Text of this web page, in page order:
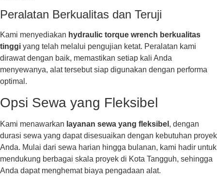
Peralatan Berkualitas dan Teruji
Kami menyediakan hydraulic torque wrench berkualitas
tinggi yang telah melalui pengujian ketat. Peralatan kami
dirawat dengan baik, memastikan setiap kali Anda
menyewanya, alat tersebut siap digunakan dengan performa
optimal.
Opsi Sewa yang Fleksibel
Kami menawarkan layanan sewa yang fleksibel , dengan
durasi sewa yang dapat disesuaikan dengan kebutuhan proyek
Anda. Mulai dari sewa harian hingga bulanan, kami hadir untuk
mendukung berbagai skala proyek di Kota Tangguh, sehingga
Anda dapat menghemat biaya pengadaan alat.